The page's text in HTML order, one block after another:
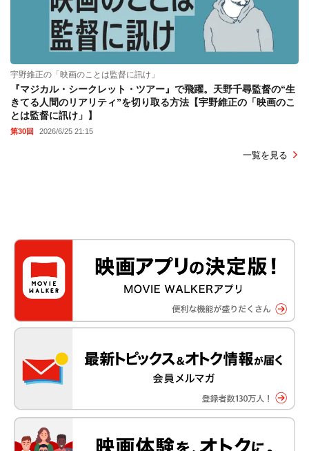
宇野維正の「映画のことは監督に訊け」
『マジカル・シークレット・ツアー』で飛躍。天野千尋監督の“生
きてる人間のリアリティ”を切り取る方法【宇野維正の「映画のこ
とは監督に訊け」】
第30回 2026/6/25 21:15
一覧を見る